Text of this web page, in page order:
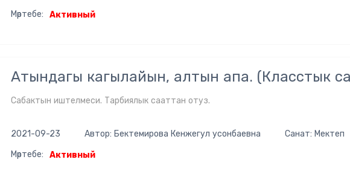
Мәртебе:
Активный
Атындагы кагылайын, алтын апа. (Класстык
Сабактын иштелмеси. Тарбиялык сааттан отуз.
2021-09-23 Автор: Бектемирова Кенжегул усонбаевна Санат: Мектеп
Мәртебе:
Активный